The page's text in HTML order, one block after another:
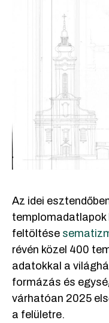
Az idei
templomadatlapok
feltöltése
révén közel 400
adatokkal a
formázás és
várhatóan 2025
a felületre.